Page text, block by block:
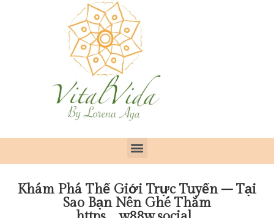
Khám Phá Thế Giới Trực Tuyến – Tại
Sao Bạn Nên Ghé Thăm